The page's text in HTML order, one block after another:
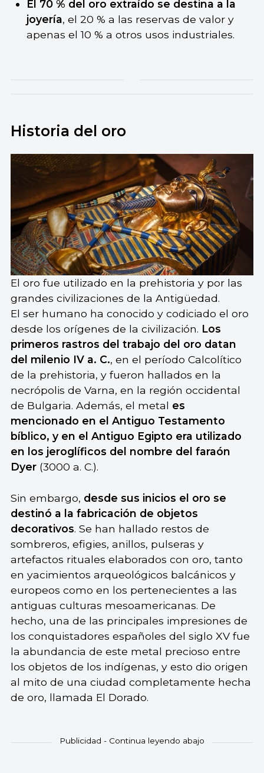
El 70 % del oro extraído se destina a la
joyería, el 20 % a las reservas de valor y
apenas el 10 % a otros usos industriales.
Historia del oro
El oro fue utilizado en la prehistoria y por las
grandes civilizaciones de la Antigüedad.
El ser humano ha conocido y codiciado el oro
desde los orígenes de la civilización. Los
primeros rastros del trabajo del oro datan
del milenio IV a. C., en el período Calcolítico
de la prehistoria, y fueron hallados en la
necrópolis de Varna, en la región occidental
de Bulgaria. Además, el metal es
mencionado en el Antiguo Testamento
bíblico, y en el Antiguo Egipto era utilizado
en los jeroglíficos del nombre del faraón
Dyer(3000 a. C.).
Sin embargo, desde sus inicios el oro se
destinó a la fabricación de objetos
decorativos. Se han hallado restos de
sombreros, efigies, anillos, pulseras y
artefactos rituales elaborados con oro, tanto
en yacimientos arqueológicos balcánicos y
europeos como en los pertenecientes a las
antiguas culturas mesoamericanas. De
hecho, una de las principales impresiones de
los conquistadores españoles del siglo XV fue
la abundancia de este metal precioso entre
los objetos de los indígenas, y esto dio origen
al mito de una ciudad completamente hecha
de oro, llamada El Dorado.